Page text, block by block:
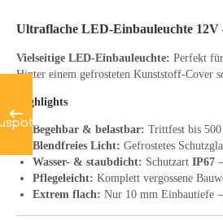
Ultraflache LED-Einbauleuchte 12V
Vielseitige LED-Einbauleuchte: Perfekt für
Hinter einem gefrosteten Kunststoff-Cover
Highlights
Begehbar & belastbar: Trittfest bis
Blendfreies Licht: Gefrostetes
Wasser- & staubdicht: Schutzart IP67
Pflegeleicht: Komplett vergossene
Extrem flach: Nur 10 mm Einbautiefe